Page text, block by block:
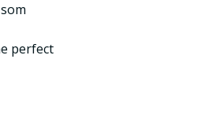
perfect